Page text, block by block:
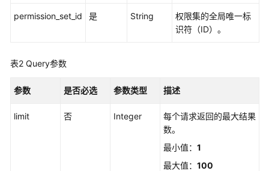
API
管
permission_set_id 是 String
权限集的全局唯一标
识符（ID）。
表2 Query参数
参数 是否必选 参数类型 描述
limit 否 Integer
每个请求返回的最大结果
数。
最小值： 1
最大值： 100